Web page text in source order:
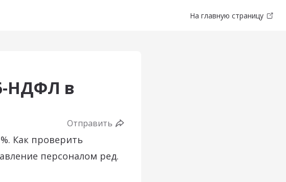
На главную страницу
НДФЛ в
Отправить
Как проверить
персоналом ред.